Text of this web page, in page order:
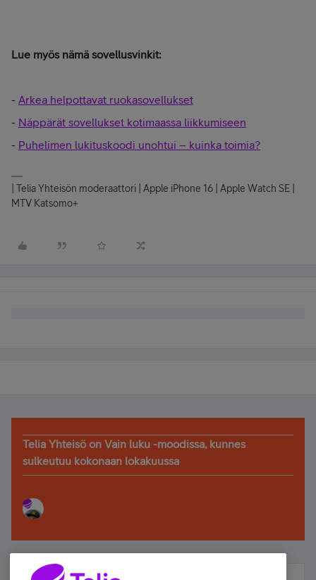
Lue myös nämä sovellusvinkit:
- Arkea helpottavat ruokasovellukset
- Näppärät sovellukset kotimaassa liikkumiseen
- Puhelimen lukituskoodi unohtui – kuinka toimia?
| Telia Yhteisön moderaattori | Apple iPhone 16 | Apple Watch SE |
MTV Katsomo+
Telia Yhteisö on Vain luku -moodissa, kunnes
sulkeutuu kokonaan lokakuussa